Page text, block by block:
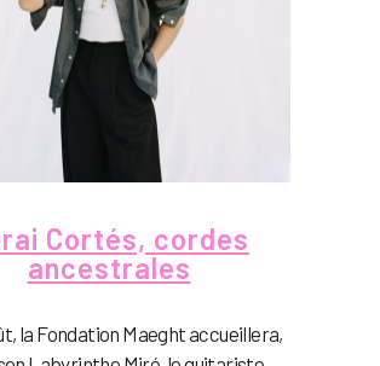
Cortés, cordes
ancestrales
la Fondation Maeght accueillera,